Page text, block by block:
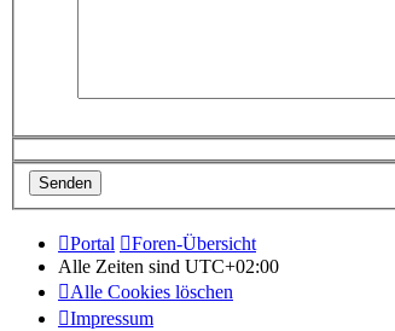
Portal
Foren-Übersicht
Alle Zeiten sind UTC+02:00
Alle Cookies löschen
Impressum